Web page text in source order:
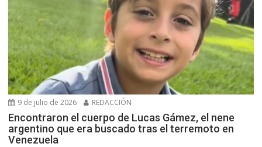
9 de julio de 2026 REDACCIÓN
Encontraron el cuerpo de Lucas Gámez, el nene
argentino que era buscado tras el terremoto en
Venezuela